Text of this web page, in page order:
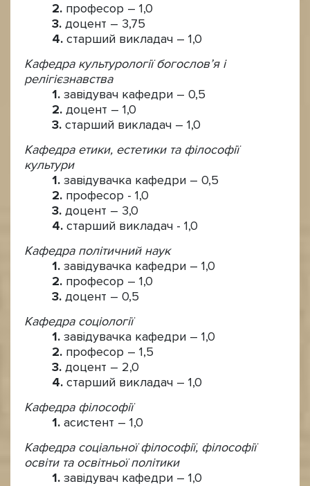
професор – 1,0
доцент – 3,75
старший викладач – 1,0
Кафедра культурології богослов’я і
релігієзнавства
завідувач кафедри – 0,5
доцент – 1,0
старший викладач – 1,0
Кафедра етики, естетики та філософії
культури
завідувачка кафедри – 0,5
професор - 1,0
доцент – 3,0
старший викладач - 1,0
Кафедра політичний наук
завідувачка кафедри – 1,0
професор – 1,0
доцент – 0,5
Кафедра соціології
завідувачка кафедри – 1,0
професор – 1,5
доцент – 2,0
старший викладач – 1,0
Кафедра філософії
асистент – 1,0
Кафедра соціальної філософії, філософії
освіти та освітньої політики
завідувач кафедри – 1,0